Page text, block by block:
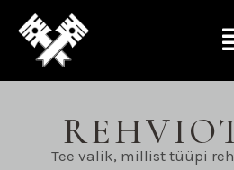
Tee valik, millist tüüpi